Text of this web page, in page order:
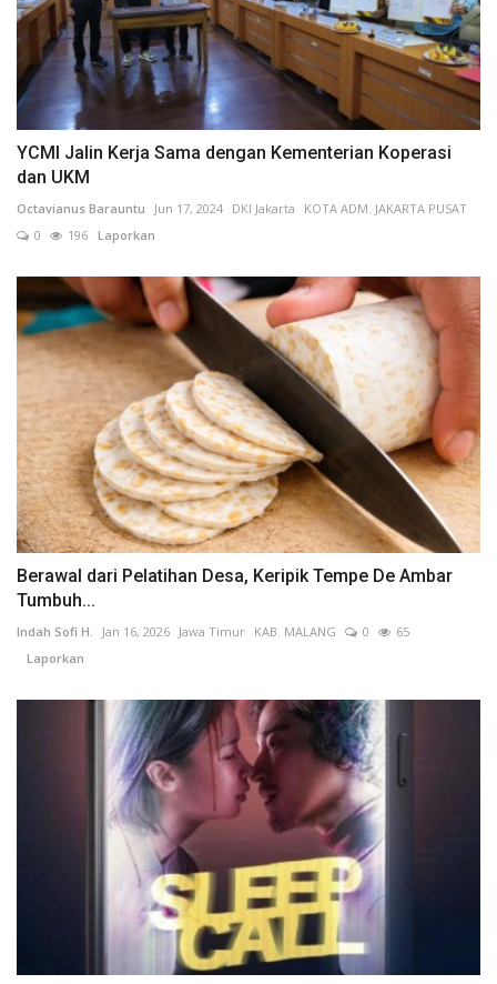
YCMI Jalin Kerja Sama dengan Kementerian Koperasi
dan UKM
Octavianus Barauntu Jun 17, 2024 DKI Jakarta
KOTA ADM. JAKARTA PUSAT
0
196 Laporkan
Berawal dari Pelatihan Desa, Keripik Tempe De Ambar
Tumbuh...
Indah Sofi H. Jan 16, 2026 Jawa Timur KAB. MALANG 0
65
Laporkan